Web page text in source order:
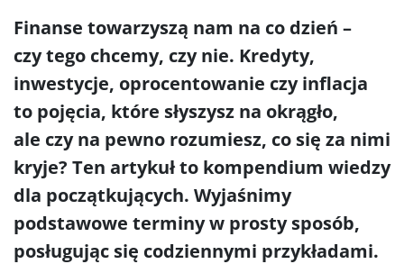
Finanse towarzyszą nam na co dzień –
czy tego chcemy, czy nie. Kredyty,
inwestycje, oprocentowanie czy inflacja
to pojęcia, które słyszysz na okrągło,
ale czy na pewno rozumiesz, co się za nimi
kryje? Ten artykuł to kompendium wiedzy
dla początkujących. Wyjaśnimy
podstawowe terminy w prosty sposób,
posługując się codziennymi przykładami.